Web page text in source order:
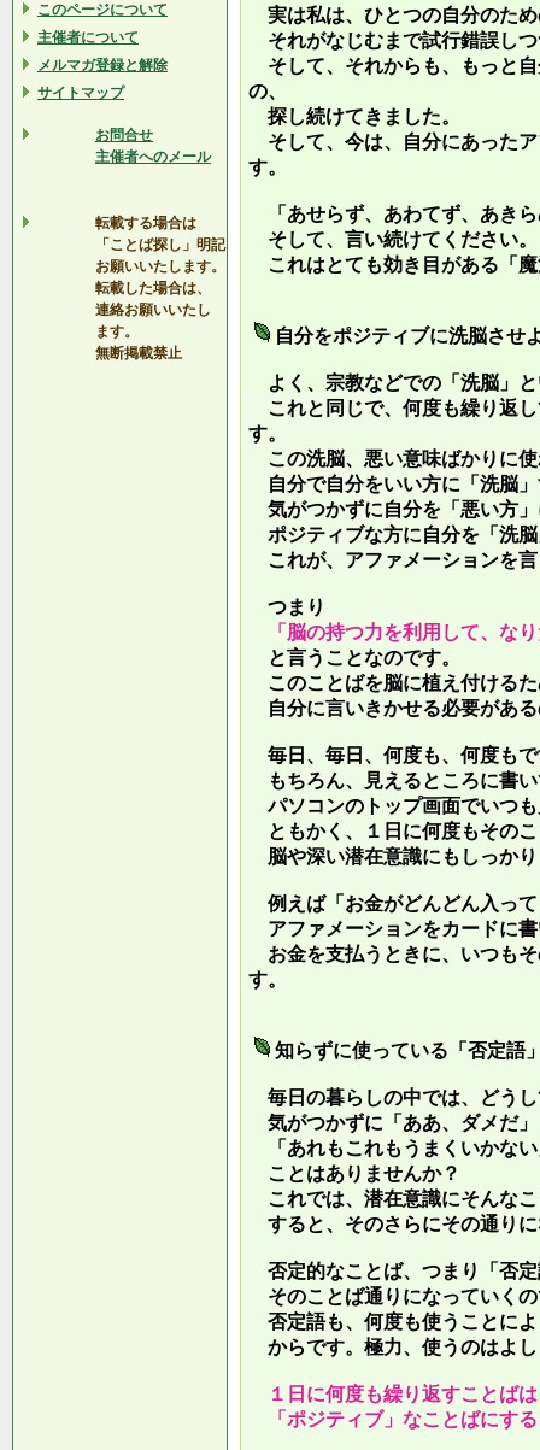
このページについて
主催者について
メルマガ登録と解除
サイトマップ
お問合せ
主催者へのメール
転載する場合は
「ことば探し」明記
お願いいたします。
転載した場合は、
連絡お願いいたし
ます。
無断掲載禁止
実は私は、ひとつの自分のた
それがなじむまで試行錯誤し
そして、それからも、もっと
の、
探し続けてきました。
そして、今は、自分にあった
す。
「あせらず、あわてず、あき
そして、言い続けてください。
これはとても効き目がある「
自分をポジティブに洗脳させ
よく、宗教などでの「洗脳」
これと同じで、何度も繰り返
す。
この洗脳、悪い意味ばかりに
自分で自分をいい方に「洗脳
気がつかずに自分を「悪い方
ポジティブな方に自分を「洗
これが、アファメーションを
つまり
「脳の持つ力を利用して、な
と言うことなのです。
このことばを脳に植え付ける
自分に言いきかせる必要があ
毎日、毎日、何度も、何度も
もちろん、見えるところに書
パソコンのトップ画面でいつ
ともかく、１日に何度もその
脳や深い潜在意識にもしっか
例えば「お金がどんどん入っ
アファメーションをカードに
お金を支払うときに、いつも
す。
知らずに使っている「否定語
毎日の暮らしの中では、どう
気がつかずに「ああ、ダメだ
「あれもこれもうまくいかな
ことはありませんか？
これでは、潜在意識にそんな
すると、そのさらにその通り
否定的なことば、つまり「否
そのことば通りになっていく
否定語も、何度も使うことに
からです。極力、使うのはよ
１日に何度も繰り返すことば
「ポジティブ」なことばにす